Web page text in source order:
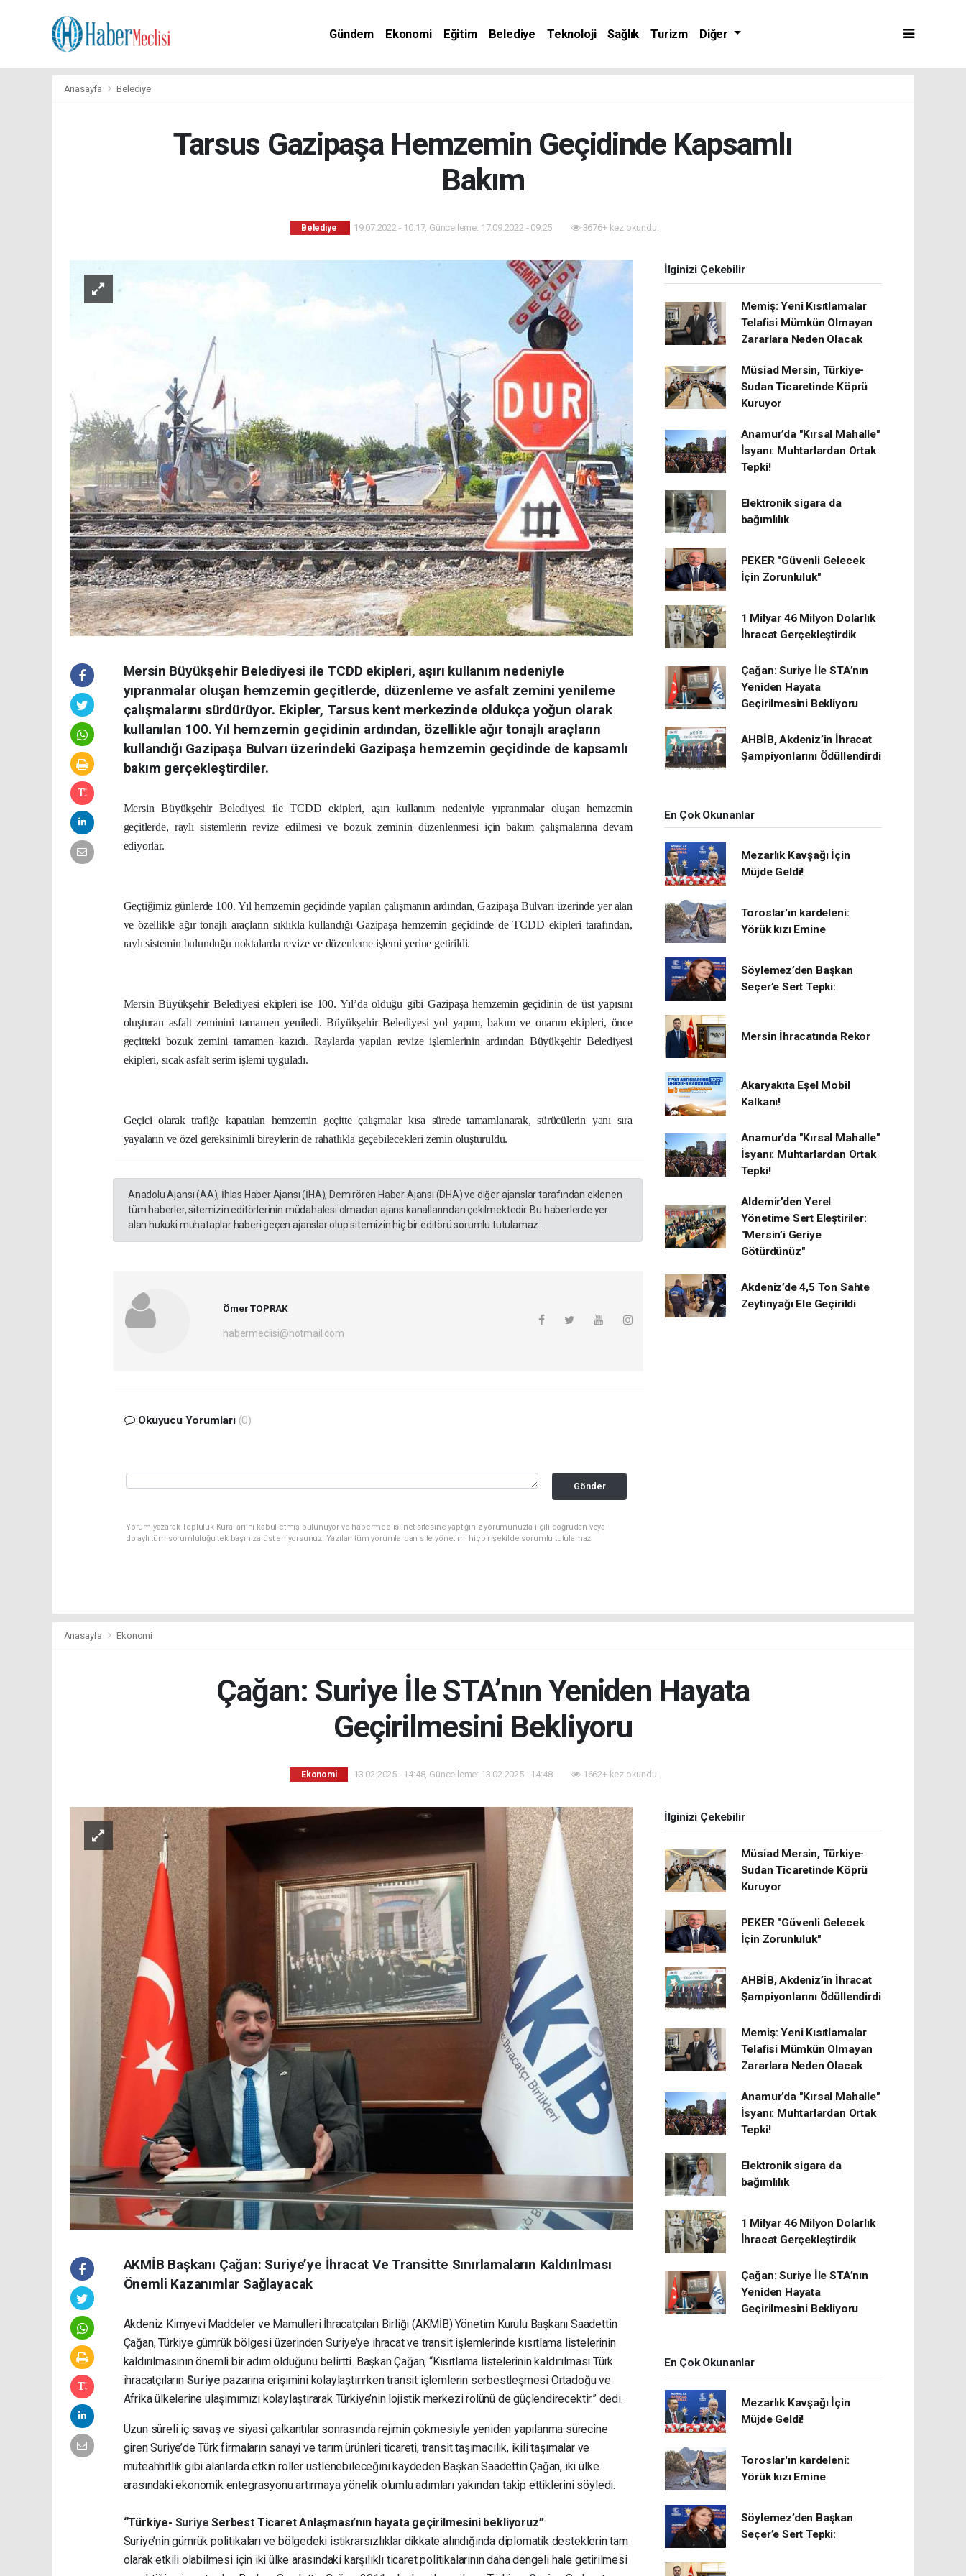
Gündem Ekonomi Eğitim Belediye Teknoloji Sağlık Turizm Diğer
Anasayfa Belediye
Tarsus Gazipaşa Hemzemin Geçidinde Kapsamlı
Bakım
Belediye 19.07.2022 - 10:17, Güncelleme: 17.09.2022 - 09:25 3676+ kez okundu.
Mersin Büyükşehir Belediyesi ile TCDD ekipleri, aşırı kullanım nedeniyle
yıpranmalar oluşan hemzemin geçitlerde, düzenleme ve asfalt zemini yenileme
çalışmalarını sürdürüyor. Ekipler, Tarsus kent merkezinde oldukça yoğun olarak
kullanılan 100. Yıl hemzemin geçidinin ardından, özellikle ağır tonajlı araçların
kullandığı Gazipaşa Bulvarı üzerindeki Gazipaşa hemzemin geçidinde de kapsamlı
bakım gerçekleştirdiler.
Mersin Büyükşehir Belediyesi ile TCDD ekipleri, aşırı kullanım nedeniyle yıpranmalar oluşan hemzemin
geçitlerde, raylı sistemlerin revize edilmesi ve bozuk zeminin düzenlenmesi için bakım çalışmalarına devam
ediyorlar.
Geçtiğimiz günlerde 100. Yıl hemzemin geçidinde yapılan çalışmanın ardından, Gazipaşa Bulvarı üzerinde yer alan
ve özellikle ağır tonajlı araçların sıklıkla kullandığı Gazipaşa hemzemin geçidinde de TCDD ekipleri tarafından,
raylı sistemin bulunduğu noktalarda revize ve düzenleme işlemi yerine getirildi.
Mersin Büyükşehir Belediyesi ekipleri ise 100. Yıl’da olduğu gibi Gazipaşa hemzemin geçidinin de üst yapısını
oluşturan asfalt zeminini tamamen yeniledi. Büyükşehir Belediyesi yol yapım, bakım ve onarım ekipleri, önce
geçitteki bozuk zemini tamamen kazıdı. Raylarda yapılan revize işlemlerinin ardından Büyükşehir Belediyesi
ekipleri, sıcak asfalt serim işlemi uyguladı.
Geçici olarak trafiğe kapatılan hemzemin geçitte çalışmalar kısa sürede tamamlanarak, sürücülerin yanı sıra
yayaların ve özel gereksinimli bireylerin de rahatlıkla geçebilecekleri zemin oluşturuldu.
Anadolu Ajansı (AA), İhlas Haber Ajansı (İHA), Demirören Haber Ajansı (DHA) ve diğer ajanslar tarafından eklenen
tüm haberler, sitemizin editörlerinin müdahalesi olmadan ajans kanallarından çekilmektedir. Bu haberlerde yer
alan hukuki muhataplar haberi geçen ajanslar olup sitemizin hiç bir editörü sorumlu tutulamaz...
Ömer TOPRAK
habermeclisi@hotmail.com
Okuyucu Yorumları (0)
Gönder
Yorum yazarak Topluluk Kuralları’nı kabul etmiş bulunuyor ve habermeclisi.net sitesine yaptığınız yorumunuzla ilgili doğrudan veya
dolaylı tüm sorumluluğu tek başınıza üstleniyorsunuz. Yazılan tüm yorumlardan site yönetimi hiçbir şekilde sorumlu tutulamaz.
İlginizi Çekebilir
Memiş: Yeni Kısıtlamalar
Telafisi Mümkün Olmayan
Zararlara Neden Olacak
Müsiad Mersin, Türkiye-
Sudan Ticaretinde Köprü
Kuruyor
Anamur’da "Kırsal Mahalle"
İsyanı: Muhtarlardan Ortak
Tepki!
Elektronik sigara da
bağımlılık
PEKER "Güvenli Gelecek
İçin Zorunluluk"
1 Milyar 46 Milyon Dolarlık
İhracat Gerçekleştirdik
Çağan: Suriye İle STA’nın
Yeniden Hayata
Geçirilmesini Bekliyoru
AHBİB, Akdeniz’in İhracat
Şampiyonlarını Ödüllendirdi
En Çok Okunanlar
Mezarlık Kavşağı İçin
Müjde Geldi!
Toroslar'ın kardeleni:
Yörük kızı Emine
Söylemez’den Başkan
Seçer’e Sert Tepki:
Mersin İhracatında Rekor
​Akaryakıta Eşel Mobil
Kalkanı!
Anamur’da "Kırsal Mahalle"
İsyanı: Muhtarlardan Ortak
Tepki!
Aldemir’den Yerel
Yönetime Sert Eleştiriler:
"Mersin’i Geriye
Götürdünüz"
Akdeniz’de 4,5 Ton Sahte
Zeytinyağı Ele Geçirildi
Anasayfa Ekonomi
Çağan: Suriye İle STA’nın Yeniden Hayata
Geçirilmesini Bekliyoru
Ekonomi 13.02.2025 - 14:48, Güncelleme: 13.02.2025 - 14:48 1662+ kez okundu.
AKMİB Başkanı Çağan: Suriye’ye İhracat Ve Transitte Sınırlamaların Kaldırılması
Önemli Kazanımlar Sağlayacak
Akdeniz Kimyevi Maddeler ve Mamulleri İhracatçıları Birliği (AKMİB) Yönetim Kurulu Başkanı Saadettin
Çağan, Türkiye gümrük bölgesi üzerinden Suriye’ye ihracat ve transit işlemlerinde kısıtlama listelerinin
kaldırılmasının önemli bir adım olduğunu belirtti. Başkan Çağan, “Kısıtlama listelerinin kaldırılması Türk
ihracatçıların Suriyepazarına erişimini kolaylaştırırken transit işlemlerin serbestleşmesi Ortadoğu ve
Afrika ülkelerine ulaşımımızı kolaylaştırarak Türkiye’nin lojistik merkezi rolünü de güçlendirecektir.” dedi.
Uzun süreli iç savaş ve siyasi çalkantılar sonrasında rejimin çökmesiyle yeniden yapılanma sürecine
giren Suriye’de Türk firmaların sanayi ve tarım ürünleri ticareti, transit taşımacılık, ikili taşımalar ve
müteahhitlik gibi alanlarda etkin roller üstlenebileceğini kaydeden Başkan Saadettin Çağan, iki ülke
arasındaki ekonomik entegrasyonu artırmaya yönelik olumlu adımları yakından takip ettiklerini söyledi.
“Türkiye- SuriyeSerbest Ticaret Anlaşması’nın hayata geçirilmesini bekliyoruz”
Suriye’nin gümrük politikaları ve bölgedeki istikrarsızlıklar dikkate alındığında diplomatik desteklerin tam
olarak etkili olabilmesi için iki ülke arasındaki karşılıklı ticaret politikalarının daha dengeli hale getirilmesi
İlginizi Çekebilir
Müsiad Mersin, Türkiye-
Sudan Ticaretinde Köprü
Kuruyor
PEKER "Güvenli Gelecek
İçin Zorunluluk"
AHBİB, Akdeniz’in İhracat
Şampiyonlarını Ödüllendirdi
Memiş: Yeni Kısıtlamalar
Telafisi Mümkün Olmayan
Zararlara Neden Olacak
Anamur’da "Kırsal Mahalle"
İsyanı: Muhtarlardan Ortak
Tepki!
Elektronik sigara da
bağımlılık
1 Milyar 46 Milyon Dolarlık
İhracat Gerçekleştirdik
Çağan: Suriye İle STA’nın
Yeniden Hayata
Geçirilmesini Bekliyoru
En Çok Okunanlar
Mezarlık Kavşağı İçin
Müjde Geldi!
Toroslar'ın kardeleni:
Yörük kızı Emine
Söylemez’den Başkan
Seçer’e Sert Tepki: